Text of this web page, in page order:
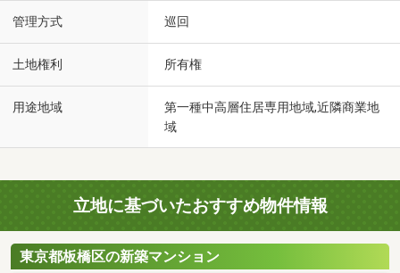
管理方式 巡回
土地権利 所有権
用途地域
第一種中高層住居専用地域,近隣商業地
域
立地に基づいたおすすめ物件情報
東京都板橋区の新築マンション